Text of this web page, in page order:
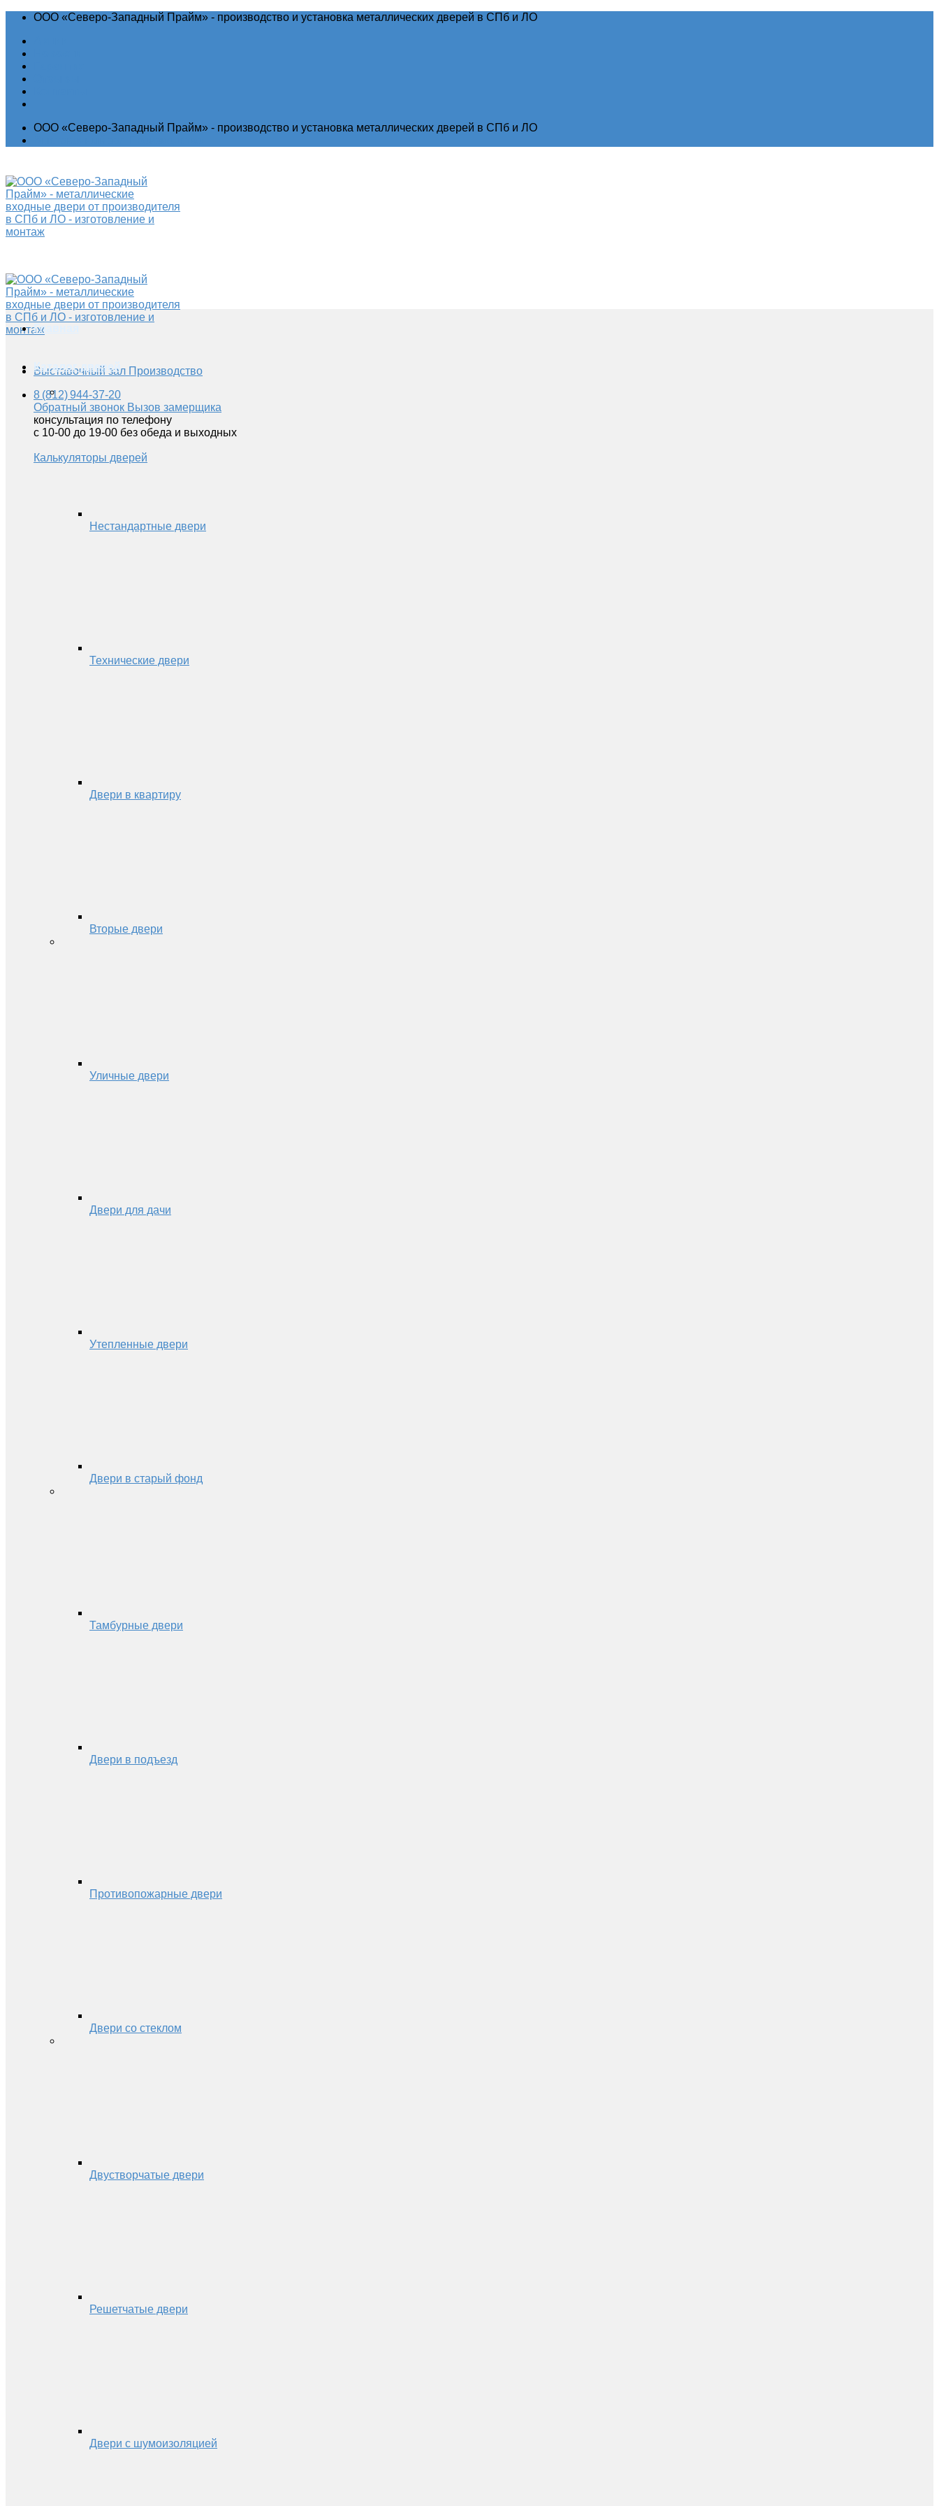
ООО «Северо-Западный Прайм» - производство и установка металлических дверей в СПб и ЛО
ООО «Северо-Западный Прайм» - производство и установка металлических дверей в СПб и ЛО
Выставочный зал Производство
8 (812) 944-37-20
Обратный звонок Вызов замерщика
консультация по телефону
с 10-00 до 19-00 без обеда и выходных
Калькуляторы дверей
Главная
Каталог дверей
Нестандартные двери
Технические двери
Двери в квартиру
Вторые двери
Уличные двери
Двери для дачи
Утепленные двери
Двери в старый фонд
Тамбурные двери
Двери в подъезд
Противопожарные двери
Двери со стеклом
Двустворчатые двери
Решетчатые двери
Двери с шумоизоляцией